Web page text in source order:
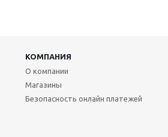
КОМПАНИЯ
О компании
Магазины
Безопасность онлайн платежей